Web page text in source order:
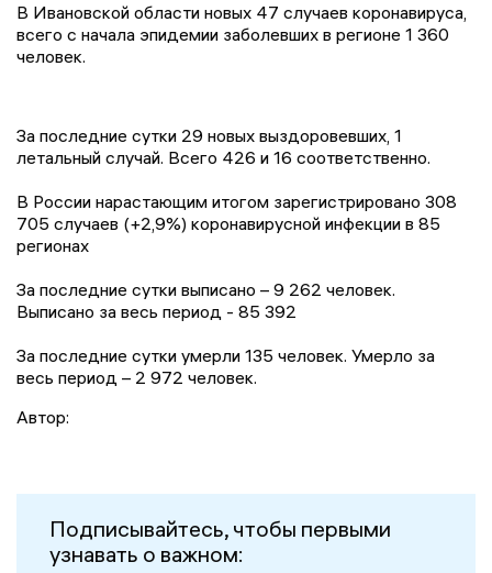
В Ивановской области новых 47 случаев коронавируса,
всего с начала эпидемии заболевших в регионе 1 360
человек.
За последние сутки 29 новых выздоровевших, 1
летальный случай. Всего 426 и 16 соответственно.
В России нарастающим итогом зарегистрировано 308
705 случаев (+2,9%) коронавирусной инфекции в 85
регионах
За последние сутки выписано – 9 262 человек.
Выписано за весь период - 85 392
За последние сутки умерли 135 человек. Умерло за
весь период – 2 972 человек.
Автор:
Подписывайтесь, чтобы первыми
узнавать о важном: